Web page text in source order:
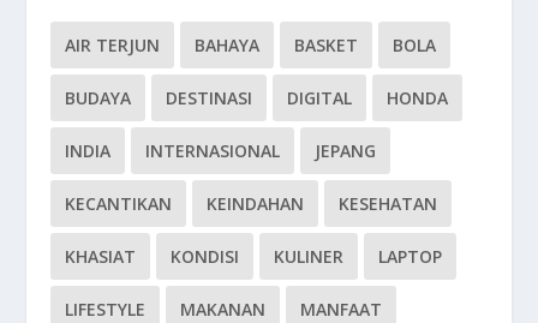
AIR TERJUN BAHAYA BASKET BOLA
BUDAYA DESTINASI DIGITAL HONDA
INDIA INTERNASIONAL JEPANG
KECANTIKAN KEINDAHAN KESEHATAN
KHASIAT KONDISI KULINER LAPTOP
LIFESTYLE MAKANAN MANFAAT